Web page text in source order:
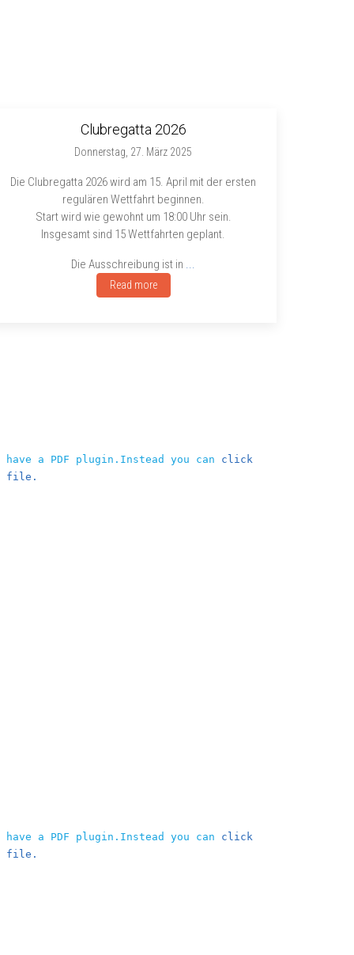
Clubregatta 2026
Donnerstag, 27. März 2025
Die Clubregatta 2026 wird am 15. April mit der ersten
regulären Wettfahrt beginnen.
Start wird wie gewohnt um 18:00 Uhr sein.
Insgesamt sind 15 Wettfahrten geplant.
Die Ausschreibung ist in ...
Read more
have a PDF plugin.Instead you can click
file.
have a PDF plugin.Instead you can click
file.